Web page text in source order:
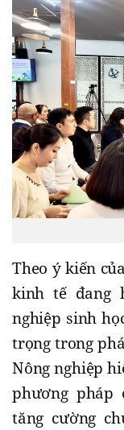
Theo ý kiến
kinh tế đang
nghiệp sinh
trọng trong
Nông nghiệp
phương pháp
tăng cường